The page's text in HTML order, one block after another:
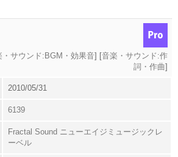
・サウンド:BGM・効果音] [音楽・サウンド:作
詞・作曲]
2010/05/31
6139
Fractal Sound ニューエイジミュージックレ
ーベル